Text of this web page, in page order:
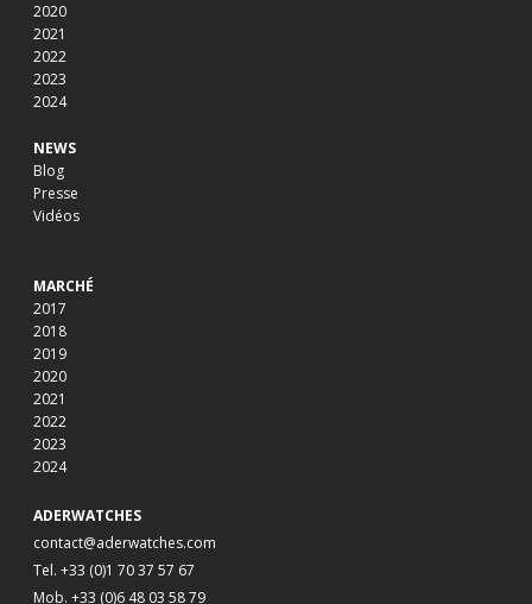
2020
2021
2022
2023
2024
NEWS
Blog
Presse
Vidéos
MARCHÉ
2017
2018
2019
2020
2021
2022
2023
2024
ADERWATCHES
contact@aderwatches.com
Tel. +33 (0)1 70 37 57 67
Mob. +33 (0)6 48 03 58 79